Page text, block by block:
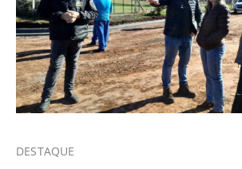
DESTAQUE